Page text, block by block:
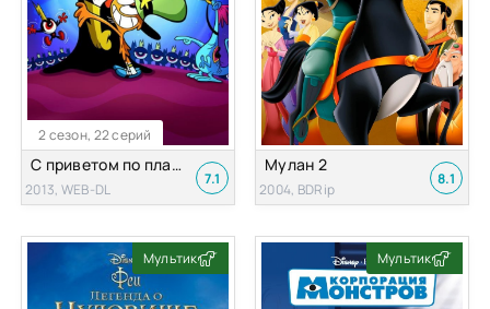
2 сезон, 22 серий
С приветом по планетам
2013, WEB-DL
7.1
Мулан 2
2004, BDRip
8.1
Мультик Мультик